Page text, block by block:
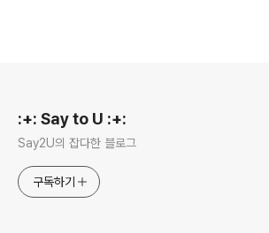
:+: Say to U :+:
Say2U의 잡다한 블로그
구독하기